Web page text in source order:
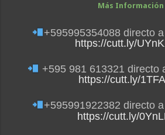
Más Información
+595995354088 directo
https://cutt.ly/
+595 981 613321 directo
https://cutt.ly/
+595991922382 directo
https://cutt.ly/